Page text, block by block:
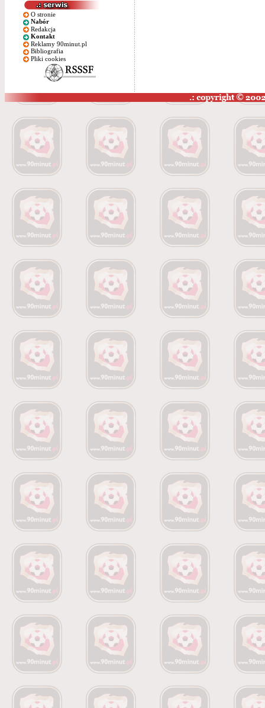
O stronie
Nabór
Redakcja
Kontakt
Reklamy 90minut.pl
Bibliografia
Pliki cookies